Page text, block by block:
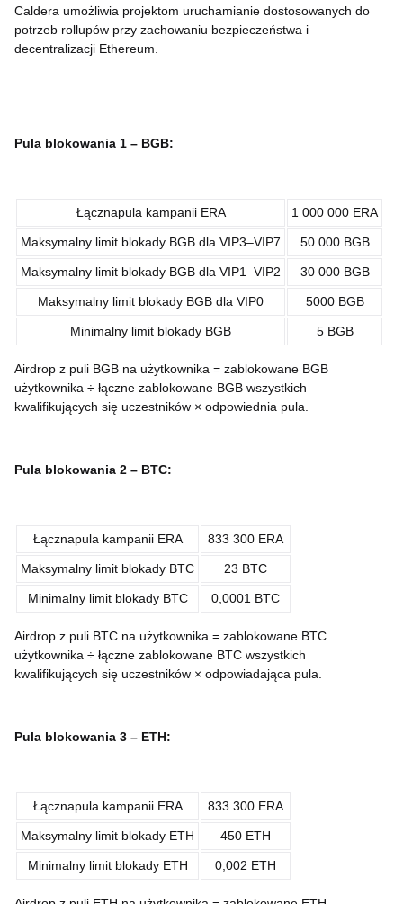
Caldera umożliwia projektom uruchamianie dostosowanych do
potrzeb rollupów przy zachowaniu bezpieczeństwa i
decentralizacji Ethereum.
Pula blokowania 1 – BGB:
Łącznapula kampanii ​ERA 1 000 000 ERA
Maksymalny limit blokady BGB dla VIP3–VIP7 50 000 BGB
Maksymalny limit blokady BGB dla VIP1–VIP2 30 000 BGB
Maksymalny limit blokady BGB dla VIP0 5000 BGB
Minimalny limit blokady BGB 5 BGB
Airdrop z puli BGB na użytkownika = zablokowane BGB
użytkownika ÷ łączne zablokowane BGB wszystkich
kwalifikujących się uczestników × odpowiednia pula.
Pula blokowania 2 – BTC:
Łącznapula kampanii ​ERA 833 300 ERA
Maksymalny limit blokady BTC 23 BTC
Minimalny limit blokady BTC 0,0001 BTC
Airdrop z puli BTC na użytkownika = zablokowane BTC
użytkownika ÷ łączne zablokowane BTC wszystkich
kwalifikujących się uczestników × odpowiadająca pula.
Pula blokowania 3 – ETH:
Łącznapula kampanii ​ERA 833 300 ERA
Maksymalny limit blokady ETH 450 ETH
Minimalny limit blokady ETH 0,002 ETH